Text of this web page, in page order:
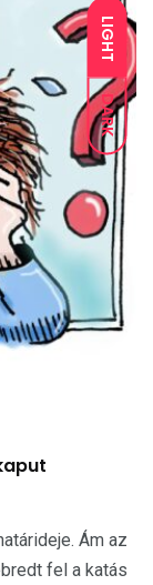
LIGHT
DARK
Ám az
fel a katás